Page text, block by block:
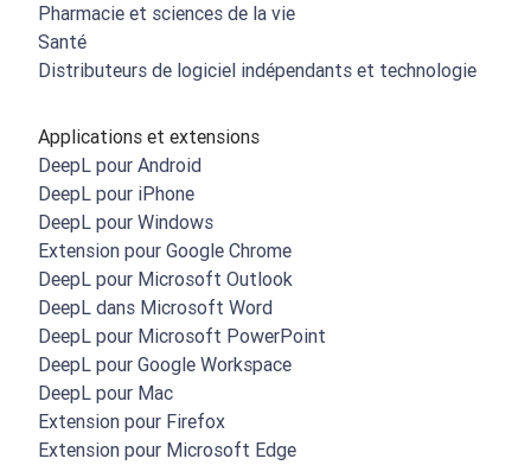
Pharmacie et sciences de la vie
Santé
Distributeurs de logiciel indépendants et technologie
Applications et extensions
DeepL pour Android
DeepL pour iPhone
DeepL pour Windows
Extension pour Google Chrome
DeepL pour Microsoft Outlook
DeepL dans Microsoft Word
DeepL pour Microsoft PowerPoint
DeepL pour Google Workspace
DeepL pour Mac
Extension pour Firefox
Extension pour Microsoft Edge